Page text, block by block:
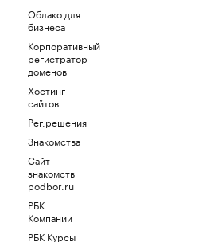
Облако для
бизнеса
Корпоративный
регистратор
доменов
Хостинг
сайтов
Рег.решения
Знакомства
Сайт
знакомств
podbor.ru
РБК
Компании
РБК Курсы